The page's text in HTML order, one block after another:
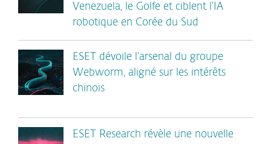
Venezuela, le Golfe et ciblent l’IA
robotique en Corée du Sud
ESET dévoile l’arsenal du groupe
Webworm, aligné sur les intérêts
chinois
ESET Research révèle une nouvelle